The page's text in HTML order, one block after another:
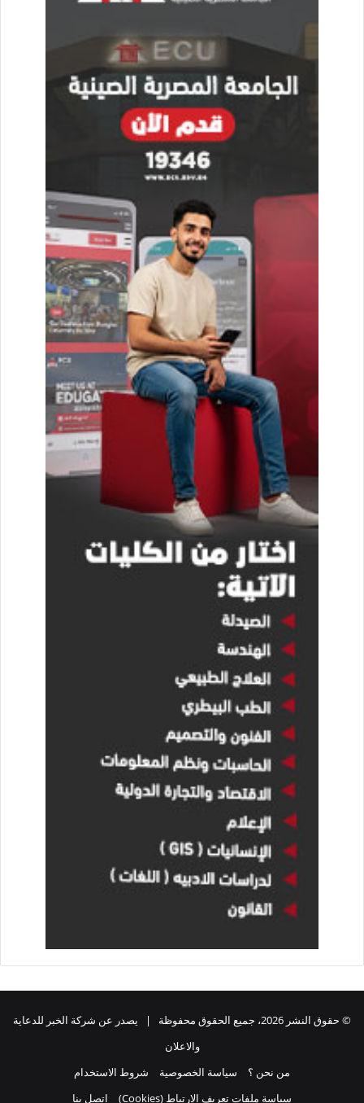
© حقوق النشر 2026، جميع الحقوق محفوظة | يصدر عن شركة الخبر للدعاية
والاعلان
من نحن ؟
سياسة الخصوصية
شروط الاستخدام
سياسة ملفات تعريف الارتباط (Cookies)
اتصل بنا